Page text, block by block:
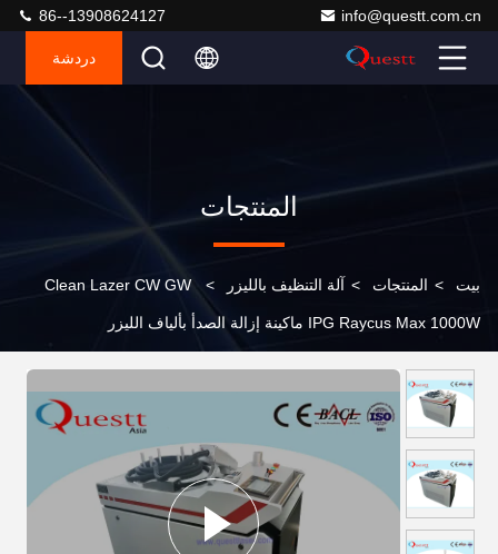
info@questt.com.cn
86--13908624127
دردشة
المنتجات
بيت > المنتجات > آلة التنظيف بالليزر >
Clean Lazer CW GW
IPG Raycus Max 1000W ماكينة إزالة الصدأ بألياف الليزر